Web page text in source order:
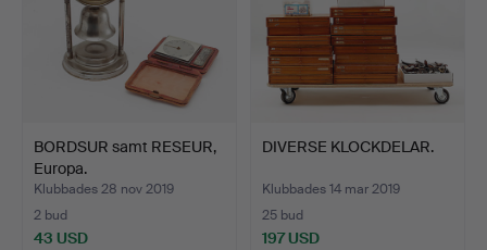
BORDSUR samt RESEUR,
Europa.
Klubbades 28 nov 2019
2 bud
43 USD
DIVERSE KLOCKDELAR.
Klubbades 14 mar 2019
25 bud
197 USD